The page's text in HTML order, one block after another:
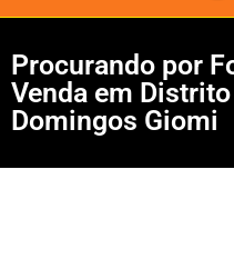
Procurando por
Venda em
Domingos Giomi